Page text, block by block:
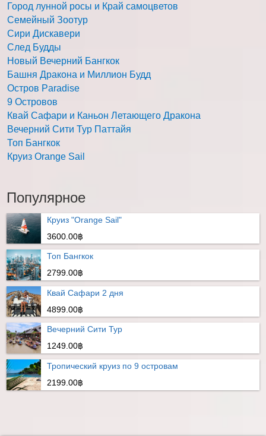
Город лунной росы и Край самоцветов
Семейный Зоотур
Сири Дискавери
След Будды
Новый Вечерний Бангкок
Башня Дракона и Миллион Будд
Остров Paradise
9 Островов
Квай Сафари и Каньон Летающего Дракона
Вечерний Сити Тур Паттайя
Топ Бангкок
Круиз Orange Sail
Популярное
Круиз "Orange Sail"
3600.00฿
Топ Бангкок
2799.00฿
Квай Сафари 2 дня
4899.00฿
Вечерний Сити Тур
1249.00฿
Тропический круиз по 9 островам
2199.00฿